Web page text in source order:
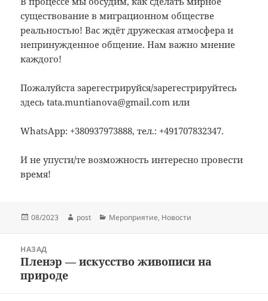
существование в миграционном обществе
реальностью! Вас ждёт дружеская атмосфера и
непринужденное общение. Нам важно мнение
каждого!
Пожалуйста зарегестрируйся/зарегестрируйтесь
здесь tata.muntianova@gmail.com или
WhatsApp: +380937973888, тел.: +491707832347.
И не упусти/те возможность интересно провести
время!
Опубликовано
08/2023 Автор
post Рубрики
Мероприятие, Новости
записям
НАЗАД
Предыдущая
запись:
Пленэр — искусство живописи на
природе